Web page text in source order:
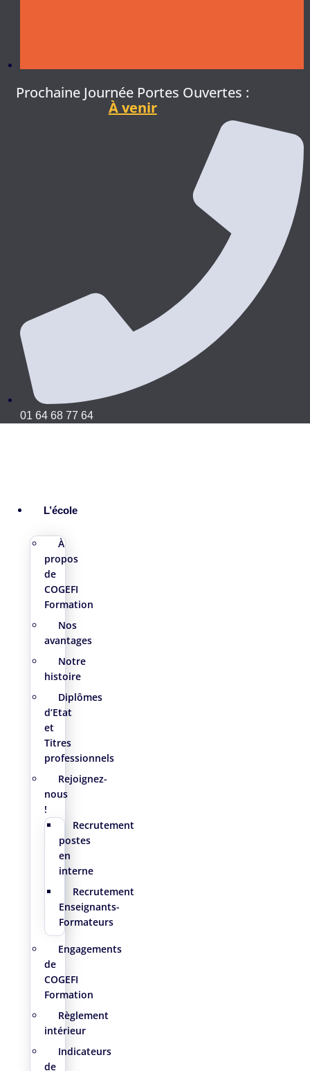
Prochaine Journée Portes Ouvertes :
À venir
01 64 68 77 64
L’école
À
propos
de
COGEFI
Formation
Nos
avantages
Notre
histoire
Diplômes
d’Etat
et
Titres
professionnels
Rejoignez-
nous
!
Recrutement
postes
en
interne
Recrutement
Enseignants-
Formateurs
Engagements
de
COGEFI
Formation
Règlement
intérieur
Indicateurs
de